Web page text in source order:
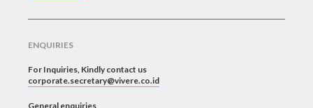
ENQUIRIES
For Inquiries, Kindly contact us
corporate.secretary@vivere.co.id
General enquiries